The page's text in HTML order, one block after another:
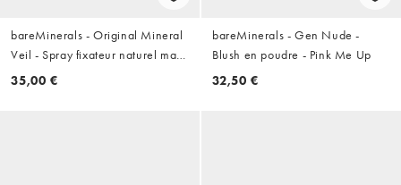
bareMinerals - Original Mineral
Veil - Spray fixateur naturel mat
24H - 100 ml
35,00 €
bareMinerals - Gen Nude -
Blush en poudre - Pink Me Up
32,50 €